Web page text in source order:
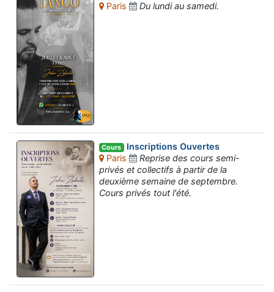
Paris
Du lundi au samedi.
Cours Inscriptions Ouvertes
Paris
Reprise des cours semi-
privés et collectifs à partir de la
deuxième semaine de septembre.
Cours privés tout l'été.